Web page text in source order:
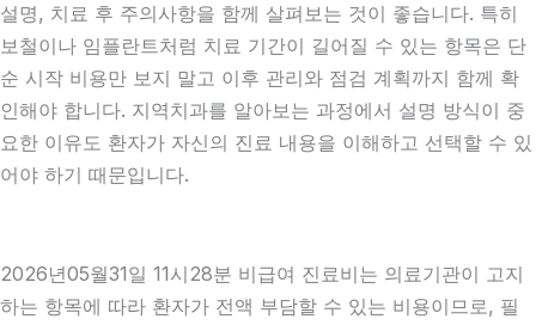
설명, 치료 후 주의사항을 함께 살펴보는 것이 좋습니다. 특히
보철이나 임플란트처럼 치료 기간이 길어질 수 있는 항목은 단
순 시작 비용만 보지 말고 이후 관리와 점검 계획까지 함께 확
인해야 합니다. 지역치과를 알아보는 과정에서 설명 방식이 중
요한 이유도 환자가 자신의 진료 내용을 이해하고 선택할 수 있
어야 하기 때문입니다.
2026년05월31일 11시28분 비급여 진료비는 의료기관이 고지
하는 항목에 따라 환자가 전액 부담할 수 있는 비용이므로, 필